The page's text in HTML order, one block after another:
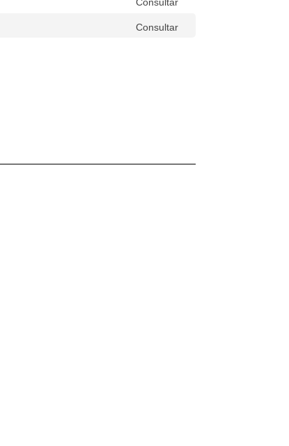
Consultar
Consultar